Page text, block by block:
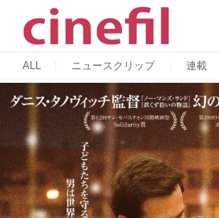
ALL ニュースクリップ 連載